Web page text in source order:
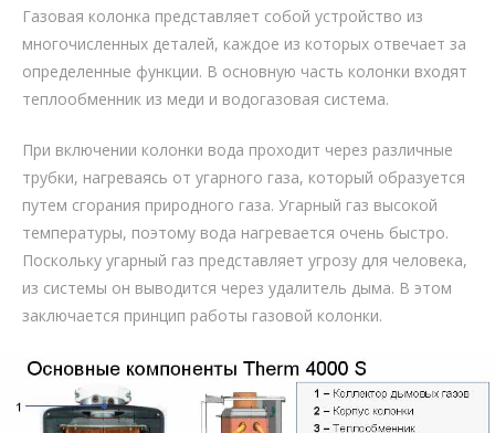
Газовая колонка представляет собой устройство из
многочисленных деталей, каждое из которых отвечает за
определенные функции. В основную часть колонки входят
теплообменник из меди и водогазовая система.
При включении колонки вода проходит через различные
трубки, нагреваясь от угарного газа, который образуется
путем сгорания природного газа. Угарный газ высокой
температуры, поэтому вода нагревается очень быстро.
Поскольку угарный газ представляет угрозу для человека,
из системы он выводится через удалитель дыма. В этом
заключается принцип работы газовой колонки.